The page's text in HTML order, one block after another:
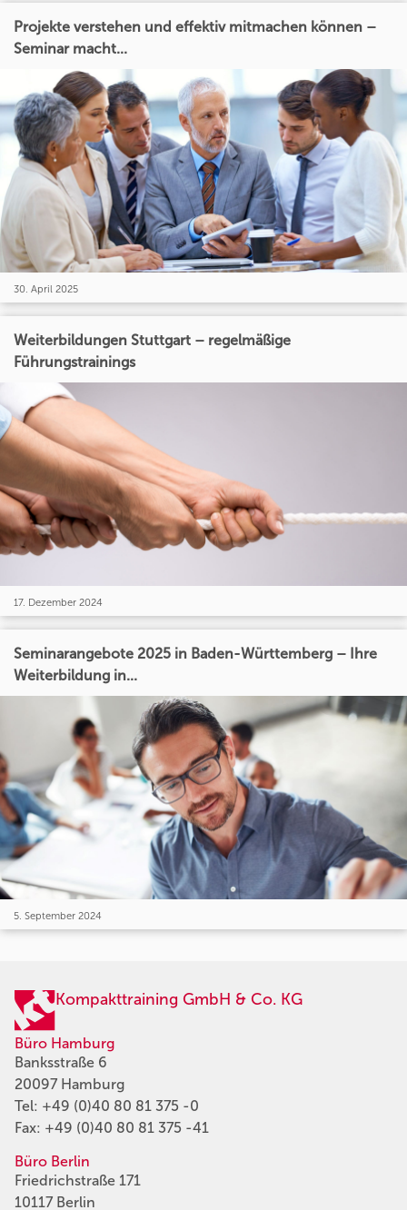
Projekte verstehen und effektiv mitmachen können –
Seminar macht...
30. April 2025
Weiterbildungen Stuttgart – regelmäßige
Führungstrainings
17. Dezember 2024
Seminarangebote 2025 in Baden-Württemberg – Ihre
Weiterbildung in...
5. September 2024
Kompakttraining GmbH & Co. KG
Büro Hamburg
Banksstraße 6
20097 Hamburg
Tel: +49 (0)40 80 81 375 -0
Fax: +49 (0)40 80 81 375 -41
Büro Berlin
Friedrichstraße 171
10117 Berlin